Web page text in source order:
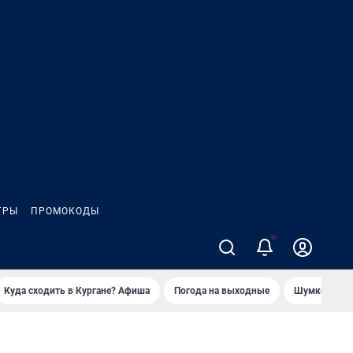
ПРОМОКОДЫ
2
Куда сходить в Кургане? Афиша Погода на выходные Шумков в